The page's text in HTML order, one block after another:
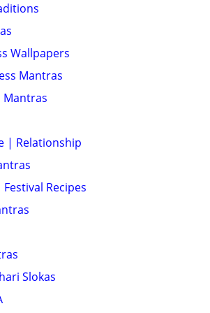
Wallpapers
Mantras
Mantras
| Relationship
Recipes
Slokas